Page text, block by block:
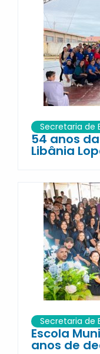
Secretaria de
54 anos
Libânia
Secretaria de
Escola
anos de